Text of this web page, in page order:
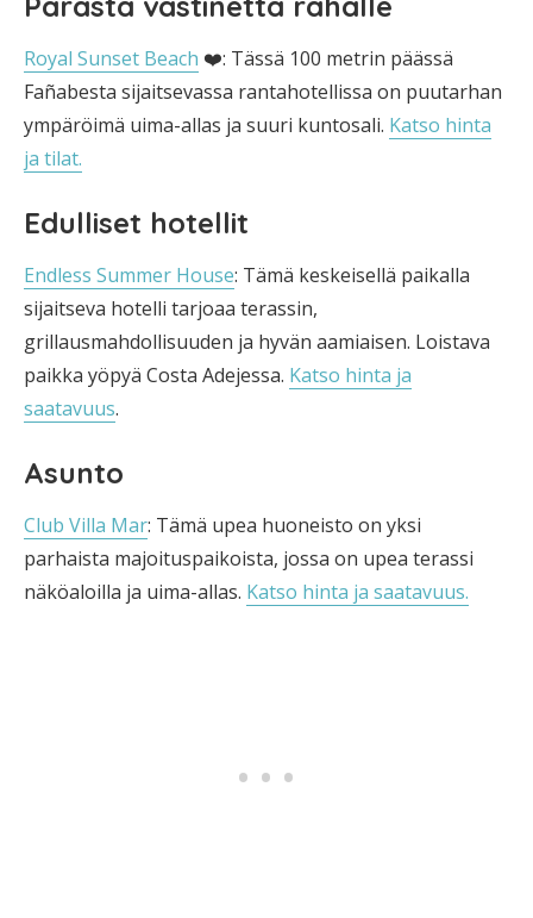
Royal Sunset Beach ❤️: Tässä 100 metrin päässä
Fañabesta sijaitsevassa rantahotellissa on puutarhan
ympäröimä uima-allas ja suuri kuntosali. Katso hinta
ja tilat.
Edulliset hotellit
Endless Summer House: Tämä keskeisellä paikalla
sijaitseva hotelli tarjoaa terassin,
grillausmahdollisuuden ja hyvän aamiaisen. Loistava
paikka yöpyä Costa Adejessa. Katso hinta ja
saatavuus.
Asunto
Club Villa Mar: Tämä upea huoneisto on yksi
parhaista majoituspaikoista, jossa on upea terassi
näköaloilla ja uima-allas. Katso hinta ja saatavuus.